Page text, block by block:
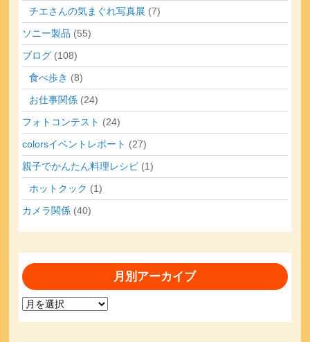
チエさんの気まぐれ写真展 (7)
ソニー製品 (55)
ブログ (108)
食べ歩き (8)
お仕事関係 (24)
フォトコンテスト (24)
colorsイベントレポート (27)
親子でかんたん料理レシピ (1)
ホットクック (1)
カメラ関係 (40)
月別アーカイブ
月